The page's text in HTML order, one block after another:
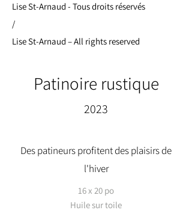
Lise St-Arnaud - Tous droits réservés
/
Lise St-Arnaud – All rights reserved
Patinoire rustique
2023
Des patineurs profitent des plaisirs de
l'hiver
16 x 20 po
Huile sur toile